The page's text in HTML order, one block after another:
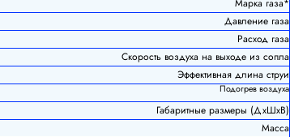
Марка газа*
Давление газа
Расход газа
Скорость воздуха на выходе из сопла
Эффективная длина струи
Подогрев воздуха
Габаритные размеры (ДхШхВ)
Масса